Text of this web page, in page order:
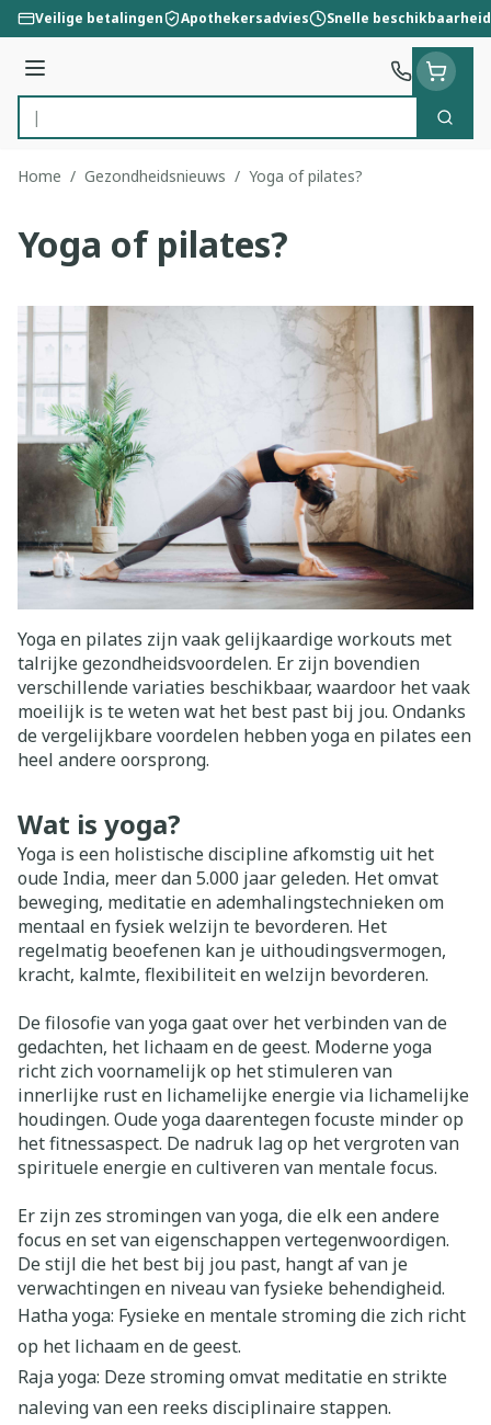
Ga naar de inhoud
Veilige betalingen Apothekersadvies Snelle beschikbaarheid
Menu
Product, merk, categorie...
Zoek
Home / Gezondheidsnieuws / Yoga of pilates?
Yoga of pilates?
Yoga en pilates zijn vaak gelijkaardige workouts met
talrijke gezondheidsvoordelen. Er zijn bovendien
verschillende variaties beschikbaar, waardoor het vaak
moeilijk is te weten wat het best past bij jou. Ondanks
de vergelijkbare voordelen hebben yoga en pilates een
heel andere oorsprong.
Wat is yoga?
Yoga is een holistische discipline afkomstig uit het
oude India, meer dan 5.000 jaar geleden. Het omvat
beweging, meditatie en ademhalingstechnieken om
mentaal en fysiek welzijn te bevorderen. Het
regelmatig beoefenen kan je uithoudingsvermogen,
kracht, kalmte, flexibiliteit en welzijn bevorderen.
De filosofie van yoga gaat over het verbinden van de
gedachten, het lichaam en de geest. Moderne yoga
richt zich voornamelijk op het stimuleren van
innerlijke rust en lichamelijke energie via lichamelijke
houdingen. Oude yoga daarentegen focuste minder op
het fitnessaspect. De nadruk lag op het vergroten van
spirituele energie en cultiveren van mentale focus.
Er zijn zes stromingen van yoga, die elk een andere
focus en set van eigenschappen vertegenwoordigen.
De stijl die het best bij jou past, hangt af van je
verwachtingen en niveau van fysieke behendigheid.
Hatha yoga: Fysieke en mentale stroming die zich richt
op het lichaam en de geest.
Raja yoga: Deze stroming omvat meditatie en strikte
naleving van een reeks disciplinaire stappen.